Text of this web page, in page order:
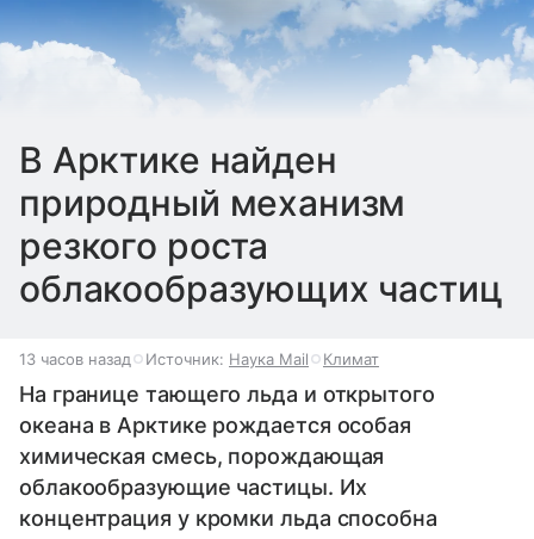
В Арктике найден
природный механизм
резкого роста
облакообразующих частиц
13 часов назад Источник: Наука Mail Климат
На границе тающего льда и открытого
океана в Арктике рождается особая
химическая смесь, порождающая
облакообразующие частицы. Их
концентрация у кромки льда способна